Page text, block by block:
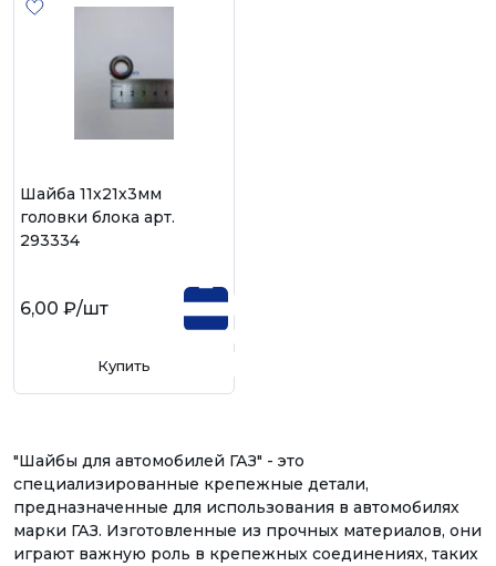
Шайба 11х21х3мм
головки блока арт.
293334
6,00 ₽/шт
Купить
"Шайбы для автомобилей ГАЗ" - это
специализированные крепежные детали,
предназначенные для использования в автомобилях
марки ГАЗ. Изготовленные из прочных материалов, они
играют важную роль в крепежных соединениях, таких